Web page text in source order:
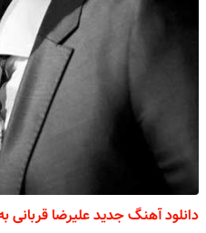
دانلود آهنگ جدید علیرضا قربانی